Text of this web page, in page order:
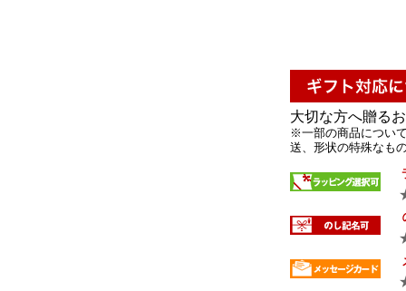
大切な方へ贈る
※一部の商品につい
送、形状の特殊なも